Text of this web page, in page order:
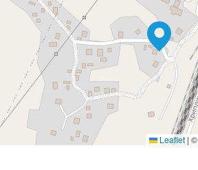
Leaflet | ©